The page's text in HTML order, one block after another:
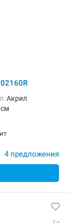
Акрил
4 предложения